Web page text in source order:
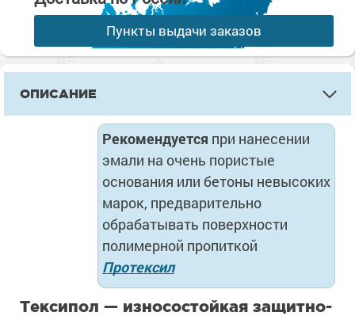
Пункты выдачи заказов
ОПИСАНИЕ
Рекомендуется при нанесении
эмали на очень пористые
основания или бетоны невысоких
марок, предварительно
обрабатывать поверхности
полимерной пропиткой
Протексил
Тексипол — износостойкая защитно-